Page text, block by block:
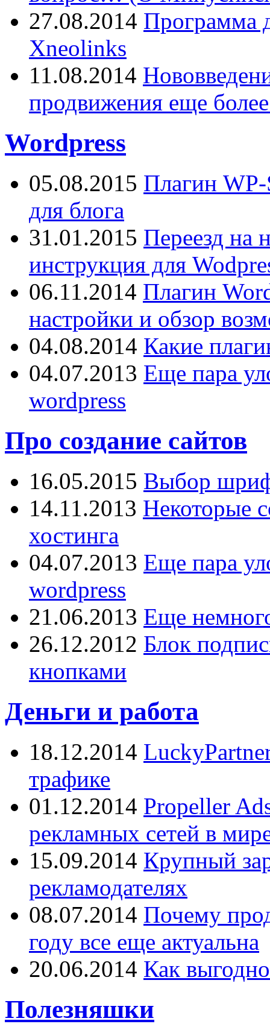
27.08.2014 Программа
Xneolinks
11.08.2014
продвижения еще
Wordpress
05.08.2015 Плагин WP-
для блога
31.01.2015 Переезд на
инструкция для
06.11.2014 Плагин
настройки и обзор
04.08.2014 Какие
04.07.2013 Еще пара
wordpress
Про создание сайтов
16.05.2015 Выбор
14.11.2013 Некоторые
хостинга
04.07.2013 Еще пара
wordpress
21.06.2013 Еще
26.12.2012 Блок
кнопками
Деньги и работа
18.12.2014
трафике
01.12.2014 Propeller
рекламных сетей в
15.09.2014 Крупный
рекламодателях
08.07.2014 Почему
году все еще актуальна
20.06.2014 Как
Полезняшки